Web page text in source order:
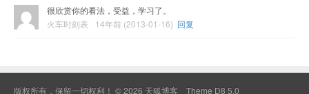
很欣赏你的看法，受益，学习了。
火车时刻表
14年前 (2013-01-16) 回复
版权所有，保留一切权利！ © 2026 天狐博客 Theme D8 5.0